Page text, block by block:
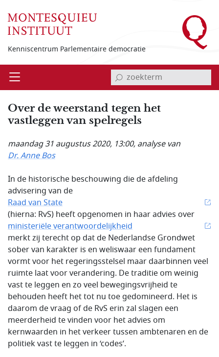
Kenniscentrum Parlementaire democratie
Open invoerveld zoekterm
Over de weerstand tegen het
vastleggen van spelregels
maandag 31 augustus 2020, 13:00, analyse van
Dr. Anne Bos
In de historische beschouwing die de afdeling
advisering van de
Raad van State
(hierna: RvS) heeft opgenomen in haar advies over
ministeriële verantwoordelijkheid
merkt zij terecht op dat de Nederlandse Grondwet
sober van karakter is en weliswaar een fundament
vormt voor het regeringsstelsel maar daarbinnen veel
ruimte laat voor verandering. De traditie om weinig
vast te leggen en zo veel bewegingsvrijheid te
behouden heeft het tot nu toe gedomineerd. Het is
daarom de vraag of de RvS erin zal slagen een
meerderheid te vinden voor het advies om
kernwaarden in het verkeer tussen ambtenaren en de
politiek vast te leggen in ‘codes’.